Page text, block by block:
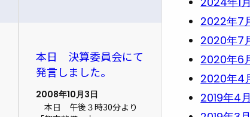
本日 決算委員会にて
発言しました。
2008年10月3日
本日 午後３時30分より
2022年7
2020年7
2020年6
2020年4
2019年4月